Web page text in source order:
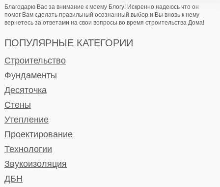
Благодарю Вас за внимание к моему Блогу! Искренно надеюсь что он
помог Вам сделать правильный осознанный выбор и Вы вновь к нему
вернетесь за ответами на свои вопросы во время строительства Дома!
ПОПУЛЯРНЫЕ КАТЕГОРИИ
Строительство
Фундаменты
Десяточка
Стены
Утепление
Проектирование
Технологии
Звукоизоляция
ДБН